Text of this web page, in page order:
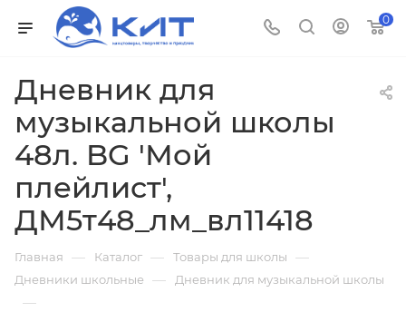
0
Дневник для
музыкальной школы
48л. BG 'Мой
плейлист',
ДМ5т48_лм_вл11418
Главная — Каталог — Товары для школы —
Дневники школьные — Дневник для музыкальной школы
—